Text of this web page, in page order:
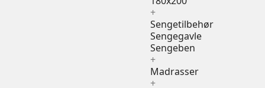
+
Sengetilbehør
Sengegavle
Sengeben
+
Madrasser
+